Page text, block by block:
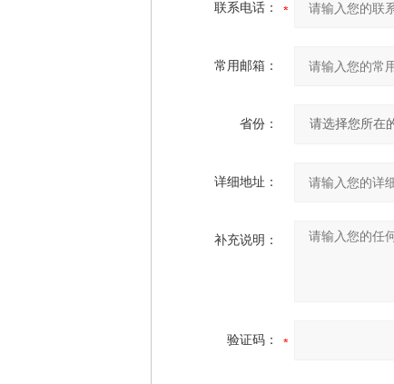
联系电话：
常用邮箱：
省份：
详细地址：
补充说明：
验证码：